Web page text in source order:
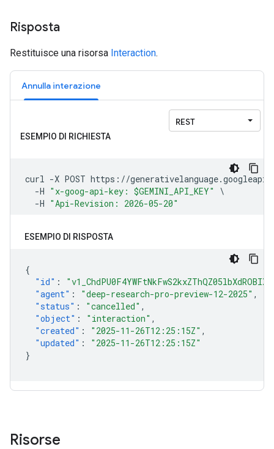
Risposta
Restituisce una risorsa Interaction.
Annulla interazione
ESEMPIO DI RISPOSTA
{
"id" :
"agent" : "deep-research-pro-preview-12-2025" ,
"status" : "cancelled" ,
"object" : "interaction" ,
"created" : "2025-11-26T12:25:15Z" ,
"updated" :
"2025-11-26T12:25:15Z"
}
Risorse